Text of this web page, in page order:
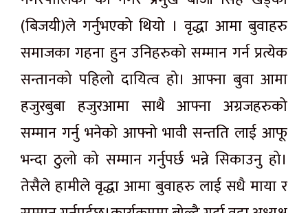
(बिजयी)ले गर्नुभएको थियो । वृद्धा आमा बुवाहरु
समाजका गहना हुन उनिहरुको सम्मान गर्न प्रत्येक
सन्तानको पहिलो दायित्व हो। आफ्ना बुवा आमा
हजुरबुबा हजुरआमा साथै आफ्ना अग्रजहरुको
सम्मान गर्नु भनेको आफ्नो भावी सन्तति लाई आफू
भन्दा ठुलो को सम्मान गर्नुपर्छ भन्ने सिकाउनु हो।
तेसैले हामीले वृद्धा आमा बुवाहरु लाई सधै माया र